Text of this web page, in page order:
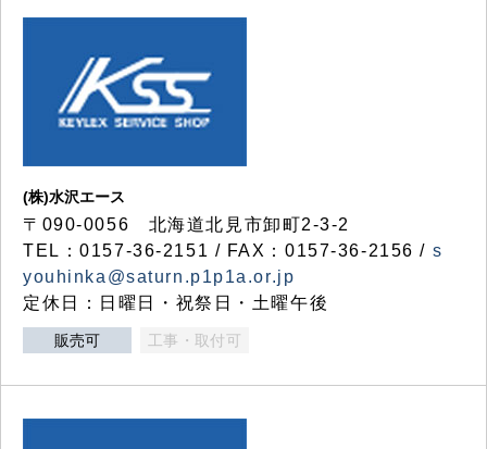
(株)水沢エース
〒090-0056 北海道北見市卸町2-3-2
TEL：0157-36-2151 / FAX：0157-36-2156 / s
youhinka@saturn.p1p1a.or.jp
定休日：日曜日・祝祭日・土曜午後
販売可 工事・取付可